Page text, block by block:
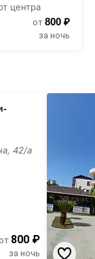
центра
от 800 ₽
за ночь
42/а
от 800 ₽
за ночь